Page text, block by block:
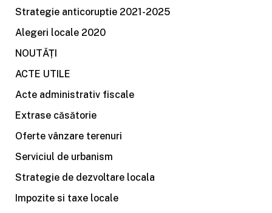
Strategie anticoruptie 2021-2025
Alegeri locale 2020
NOUTĂȚI
ACTE UTILE
Acte administrativ fiscale
Extrase căsătorie
Oferte vânzare terenuri
Serviciul de urbanism
Strategie de dezvoltare locala
Impozite si taxe locale